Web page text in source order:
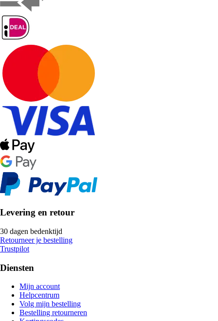
Levering en retour
30 dagen bedenktijd
Retourneer je bestelling
Trustpilot
Diensten
Mijn account
Helpcentrum
Volg mijn bestelling
Bestelling retourneren